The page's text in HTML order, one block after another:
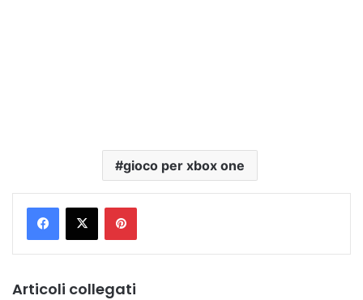
gioco per xbox one
Pinterest
Articoli collegati